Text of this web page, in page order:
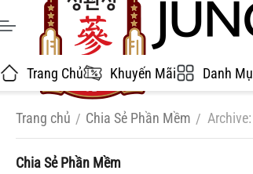
Trang Chủ Khuyến Mãi Danh
Trang chủ / Chia Sẻ Phần Mềm /
Chia Sẻ Phần Mềm